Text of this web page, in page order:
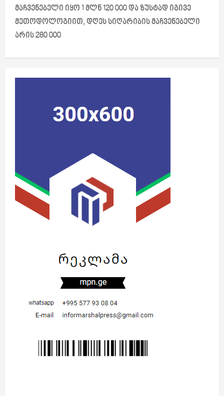
i
o
n
მაჩვენებელი იყო 1 მლნ 120 000 და ზუსტად იგივე
მეთოდოლოგიით, დღეს სიღარიბის მაჩვენებელი
არის 280 000